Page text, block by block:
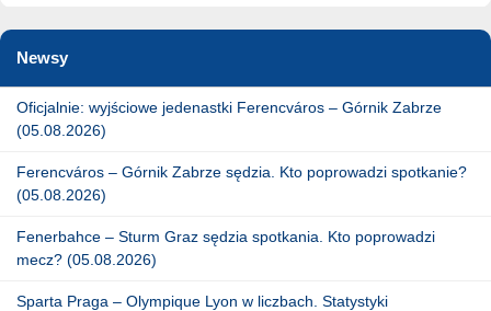
Newsy
Oficjalnie: wyjściowe jedenastki Ferencváros – Górnik Zabrze
(05.08.2026)
Ferencváros – Górnik Zabrze sędzia. Kto poprowadzi spotkanie?
(05.08.2026)
Fenerbahce – Sturm Graz sędzia spotkania. Kto poprowadzi
mecz? (05.08.2026)
Sparta Praga – Olympique Lyon w liczbach. Statystyki